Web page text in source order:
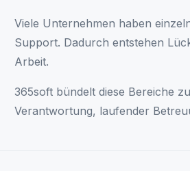
Viele Unternehmen haben
Support. Dadurch entstehen
Arbeit.
365soft bündelt diese Bereiche
Verantwortung, laufender